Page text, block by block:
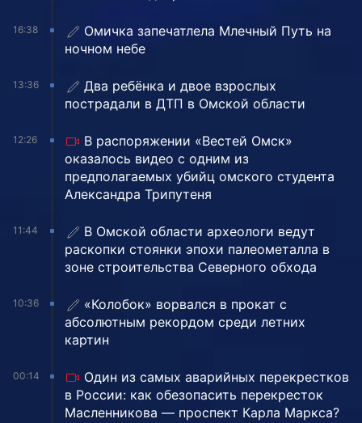
16:38
Омичка запечатлела Млечный Путь на
ночном небе
13:36
Два ребёнка и двое взрослых
пострадали в ДТП в Омской области
12:26
В распоряжении «Вестей Омск»
оказалось видео с одним из
предполагаемых убийц омского студента
Александра Трипутеня
11:44
В Омской области археологи ведут
раскопки стоянки эпохи палеометалла в
зоне строительства Северного обхода
10:36
«Колобок» ворвался в прокат с
абсолютным рекордом среди летних
картин
00:14
Один из самых аварийных перекрестков
в России: как обезопасить перекресток
Масленникова — проспект Карла Маркса?